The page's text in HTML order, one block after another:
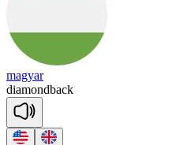
magyar
diamondback